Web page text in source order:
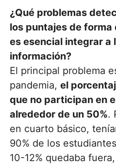
¿Qué problemas
los puntajes de forma
es esencial integrar a
información?
El principal problema
pandemia, el
que no participan en
alrededor de un 50%.
en cuarto básico,
90% de los
10-12% quedaba